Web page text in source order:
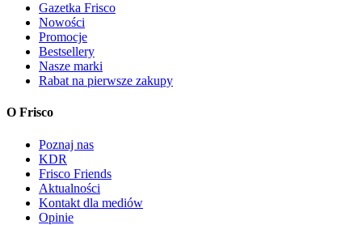
Gazetka Frisco
Nowości
Promocje
Bestsellery
Nasze marki
Rabat na pierwsze zakupy
O Frisco
Poznaj nas
KDR
Frisco Friends
Aktualności
Kontakt dla mediów
Opinie